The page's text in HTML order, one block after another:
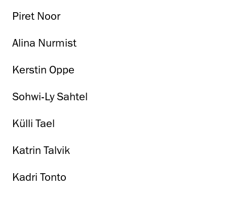
Piret Noor
Alina Nurmist
Kerstin Oppe
Sohwi-Ly Sahtel
Külli Tael
Katrin Talvik
Kadri Tonto